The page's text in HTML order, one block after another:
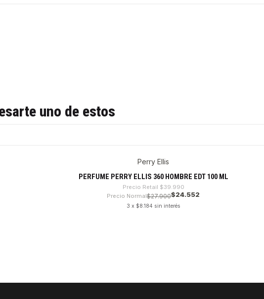
uno de estos
Perry Ellis
PERFUME PERRY ELLIS 360 HOMBRE EDT 100 ML
Precio Retail $39.990
Precio Normal$27.900$24.552
3 x $8.184 sin interés